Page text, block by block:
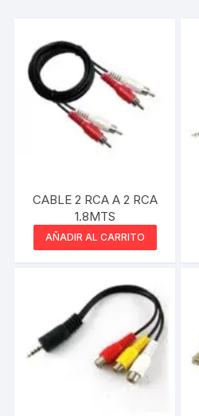
CABLE 2 RCA A 2 RCA
1.8MTS
AÑADIR AL CARRITO